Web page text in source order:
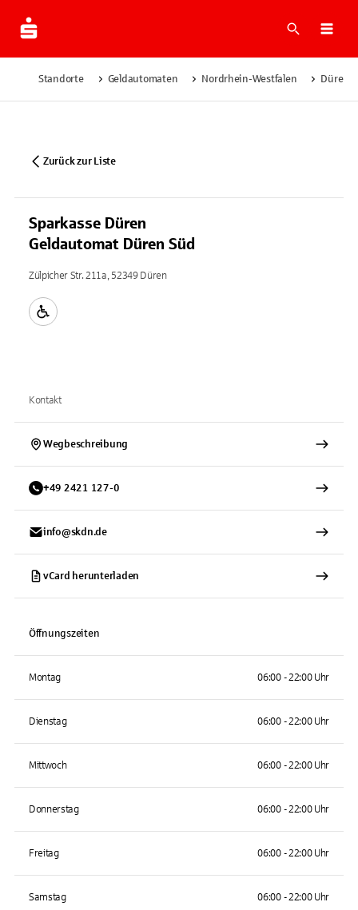
Suche
Standorte Geldautomaten Nordrhein-Westfalen Düren
Zurück zur Liste
Sparkasse Düren
Geldautomat Düren Süd
Zülpicher Str. 211a, 52349 Düren
Kontakt
Wegbeschreibung
+49 2421 127-0
info@skdn.de
vCard herunterladen
Öffnungszeiten
Montag 06:00 - 22:00 Uhr
Dienstag 06:00 - 22:00 Uhr
Mittwoch 06:00 - 22:00 Uhr
Donnerstag 06:00 - 22:00 Uhr
Freitag 06:00 - 22:00 Uhr
Samstag 06:00 - 22:00 Uhr